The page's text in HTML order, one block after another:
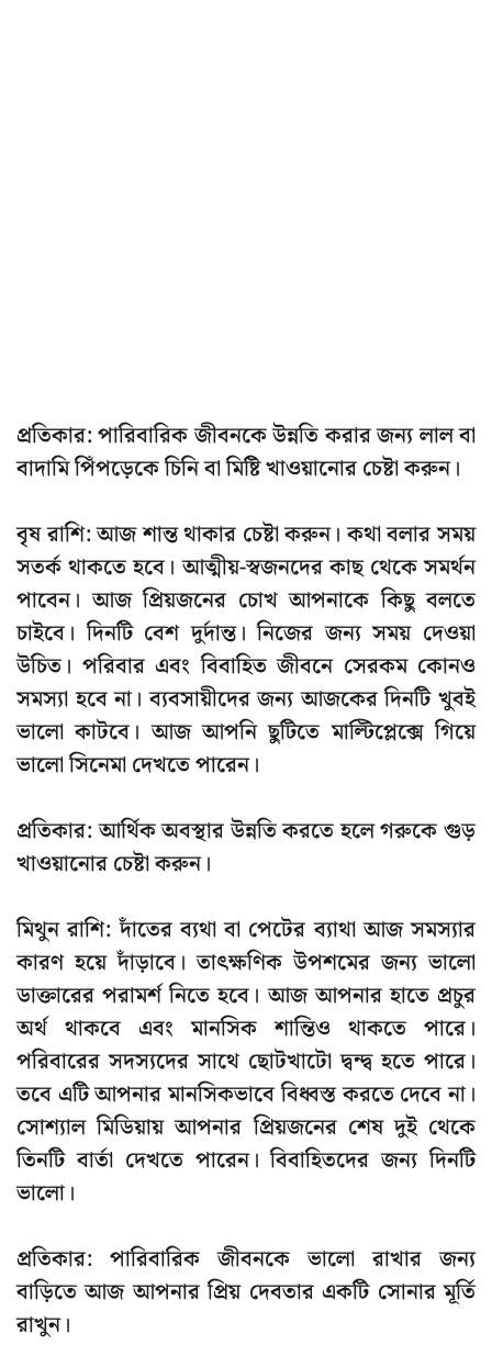
প্রতিকার:পারিবারিক জীবনকে উন্নতি করার জন্য লাল বা
বাদামি পিঁপড়েকে চিনি বা মিষ্টি খাওয়ানোর চেষ্টা করুন।
বৃষ রাশি:আজ শান্ত থাকার চেষ্টা করুন। কথা বলার সময়
সতর্ক থাকতে হবে। আত্মীয়-স্বজনদের কাছ থেকে সমর্থন
পাবেন। আজ প্রিয়জনের চোখ আপনাকে কিছু বলতে
চাইবে। দিনটি বেশ দুর্দান্ত। নিজের জন্য সময় দেওয়া
উচিত। পরিবার এবং বিবাহিত জীবনে সেরকম কোনও
সমস্যা হবে না। ব্যবসায়ীদের জন্য আজকের দিনটি খুবই
ভালো কাটবে। আজ আপনি ছুটিতে মাল্টিপ্লেক্সে গিয়ে
ভালো সিনেমা দেখতে পারেন।
প্রতিকার:আর্থিক অবস্থার উন্নতি করতে হলে গরুকে গুড়
খাওয়ানোর চেষ্টা করুন।
মিথুন রাশি: দাঁতের ব্যথা বা পেটের ব্যাথা আজ সমস্যার
কারণ হয়ে দাঁড়াবে। তাৎক্ষণিক উপশমের জন্য ভালো
ডাক্তারের পরামর্শ নিতে হবে। আজ আপনার হাতে প্রচুর
অর্থ থাকবে এবং মানসিক শান্তিও থাকতে পারে।
পরিবারের সদস্যদের সাথে ছোটখাটো দ্বন্দ্ব হতে পারে।
তবে এটি আপনার মানসিকভাবে বিধ্বস্ত করতে দেবে না।
সোশ্যাল মিডিয়ায় আপনার প্রিয়জনের শেষ দুই থেকে
তিনটি বার্তা দেখতে পারেন। বিবাহিতদের জন্য দিনটি
ভালো।
প্রতিকার: পারিবারিক জীবনকে ভালো রাখার জন্য
বাড়িতে আজ আপনার প্রিয় দেবতার একটি সোনার মূর্তি
রাখুন।